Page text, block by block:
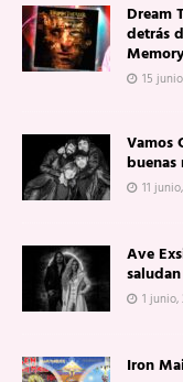
Dream
detrás
15
Vamos
buenas
11
Ave
saludan
1 junio,
Iron